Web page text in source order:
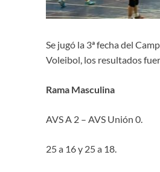
Se jugó la 3ª fecha del
Voleibol, los resultados
Rama Masculina
AVS A 2 – AVS Unión 0.
25 a 16 y 25 a 18.